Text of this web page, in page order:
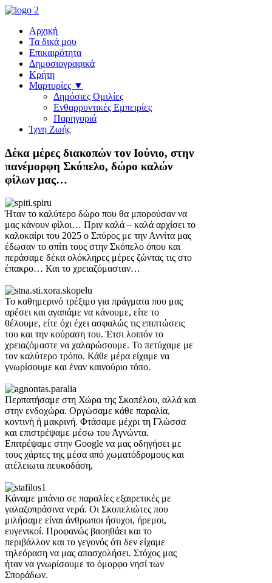
Αρχική
Τα δικά μου
Επικαιρότητα
Δημοσιογραφικά
Κρήτη
Μαρτυρίες ▼
Δημόσιες Ομιλίες
Ενθαρρυντικές Εμπειρίες
Παρηγοριά
Ίχνη Ζωής
Δέκα μέρες διακοπών τον Ιούνιο, στην
πανέμορφη Σκόπελο, δώρo καλών
φίλων μας…
Ήταν το καλύτερο δώρο που θα μπορούσαν να
μας κάνουν φίλοι… Πριν καλά – καλά αρχίσει το
καλοκαίρι του 2025 ο Σπύρος με την Αννίτα μας
έδωσαν το σπίτι τους στην Σκόπελο όπου και
περάσαμε δέκα ολόκληρες μέρες ζώντας τις στο
έπακρο… Και το χρειαζόμασταν…
Το καθημερινό τρέξιμο για πράγματα που μας
αρέσει και αγαπάμε να κάνουμε, είτε το
θέλουμε, είτε όχι έχει ασφαλώς τις επιπτώσεις
του και την κούραση του. Έτσι λοιπόν το
χρειαζόμαστε να χαλαρώσουμε. Το πετύχαμε με
τον καλύτερο τρόπο. Κάθε μέρα είχαμε να
γνωρίσουμε και έναν καινούριο τόπο.
Περπατήσαμε στη Χώρα της Σκοπέλου, αλλά και
στην ενδοχώρα. Οργώσαμε κάθε παραλία,
κοντινή ή μακρινή. Φτάσαμε μέχρι τη Γλώσσα
και επιστρέψαμε μέσω του Αγνώντα.
Επιτρέψαμε στην Google να μας οδηγήσει με
τους χάρτες της μέσα από χωματόδρομους και
ατέλειωτα πευκοδάση,
Κάναμε μπάνιο σε παραλίες εξαιρετικές με
γαλαζοπράσινα νερά. Οι Σκοπελιώτες που
μιλήσαμε είναι άνθρωποι ήσυχοι, ήρεμοι,
ευγενικοί. Προφανώς βαοηθάει και το
περιβάλλον και το γεγονός ότι δεν είχαμε
τηλεόραση να μας απασχολήσει. Στόχος μας
ήταν να γνωρίσουμε το όμορφο νησί των
Σποράδων.